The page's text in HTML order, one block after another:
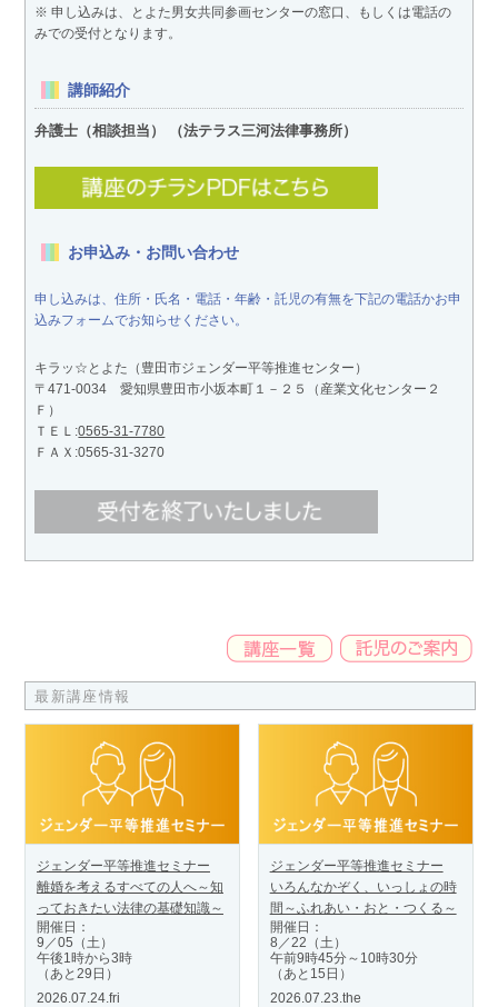
※ 申し込みは、とよた男女共同参画センターの窓口、もしくは電話の
みでの受付となります。
講師紹介
弁護士（相談担当） （法テラス三河法律事務所）
お申込み・お問い合わせ
申し込みは、住所・氏名・電話・年齢・託児の有無を下記の電話かお申
込みフォームでお知らせください。
キラッ☆とよた（豊田市ジェンダー平等推進センター）
〒471-0034 愛知県豊田市小坂本町１－２５（産業文化センター２
Ｆ）
ＴＥＬ:0565-31-7780
ＦＡＸ:0565-31-3270
最新講座情報
ジェンダー平等推進セミナー
離婚を考えるすべての人へ～知
っておきたい法律の基礎知識～
開催日：
9／05（土）
午後1時から3時
（あと29日）
2026.07.24.fri
ジェンダー平等推進セミナー
いろんなかぞく、いっしょの時
間～ふれあい・おと・つくる～
開催日：
8／22（土）
午前9時45分～10時30分
（あと15日）
2026.07.23.the